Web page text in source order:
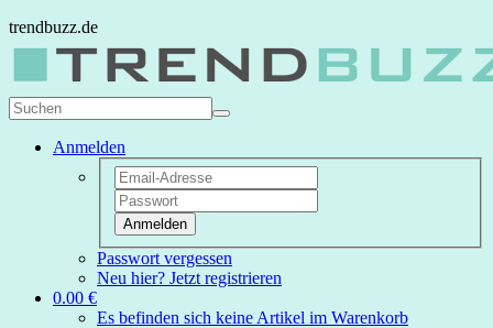
trendbuzz.de
Anmelden
Anmelden
Passwort vergessen
Neu hier? Jetzt registrieren
0.00 €
Es befinden sich keine Artikel im Warenkorb